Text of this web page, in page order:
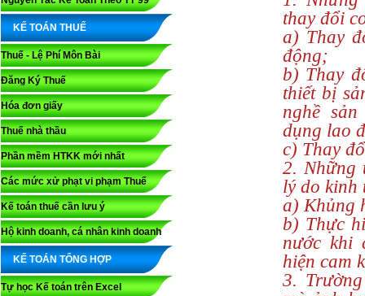
KẾ TOÁN THUẾ
Thuế - Lệ Phí Môn Bài
Đăng Ký Thuế
Hóa đơn giấy
Thuế nhà thầu
Phần mềm HTKK mới nhất
Các mức xử phạt vi phạm Thuế
Kế toán thuế cần lưu ý
Hộ kinh doanh, cá nhân kinh doanh
KẾ TOÁN TỔNG HỢP
Tự học Kế toán trên Excel
thay đổi
a) Thay
động;
b) Thay
thiết bị
nghề
dụng lao
c) Thay
2. Những
lý do kinh
a) Khủng
b) Thực
nước khi
hiện cam
3.